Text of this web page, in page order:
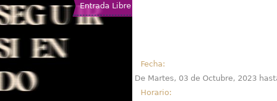
Entrada Libre
Fecha:
De Martes, 03 de Octubre, 2023
Horario: